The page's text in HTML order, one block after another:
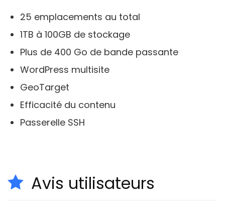
25 emplacements au total
1TB à 100GB de stockage
Plus de 400 Go de bande passante
WordPress multisite
GeoTarget
Efficacité du contenu
Passerelle SSH
Avis utilisateurs